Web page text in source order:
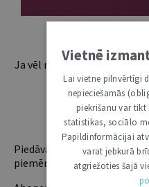
Ja vēl neesi abonents,
Iegūsi tūlītēju
Piedāvājam trīs
piemērotākais ir "Mazais" (3,
Vietnē
Lai vietne pilnvērtīgi
nepieciešamās
piekrišanu var
statistikas, sociālo
Papildinformācijai
varat jebkurā
atgriežoties šajā